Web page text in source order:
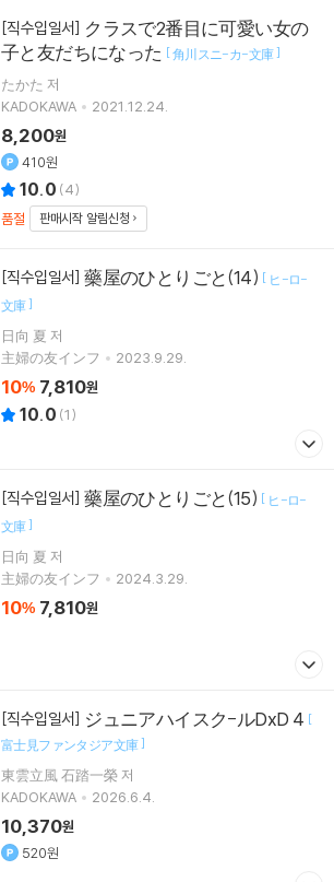
[직수입일서]
子と友だちになった [角川スニ-カ-文庫]
たかた 저
KADOKAWA
2021.12.24.
8,200원
410원
10.0 (4)
품절
판매시작 알림신청
[직수입일서] 藥屋のひとりごと(14) [ ヒ-ロ-
文庫]
日向 夏 저
主婦の友インフ
2023.9.29.
10% 7,810원
10.0 (1)
[직수입일서] 藥屋のひとりごと(15) [ ヒ-ロ-
文庫]
日向 夏 저
主婦の友インフ
2024.3.29.
10% 7,810원
[직수입일서] ジュニアハイスク-ルDxD 4 [
富士見ファンタジア文庫]
東雲立風 石踏一榮 저
KADOKAWA
2026.6.4.
10,370원
520원